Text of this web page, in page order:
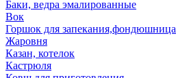
Баки, ведра эмалированные
Вок
Горшок для запекания,фондюшница
Жаровня
Казан, котелок
Кастрюля